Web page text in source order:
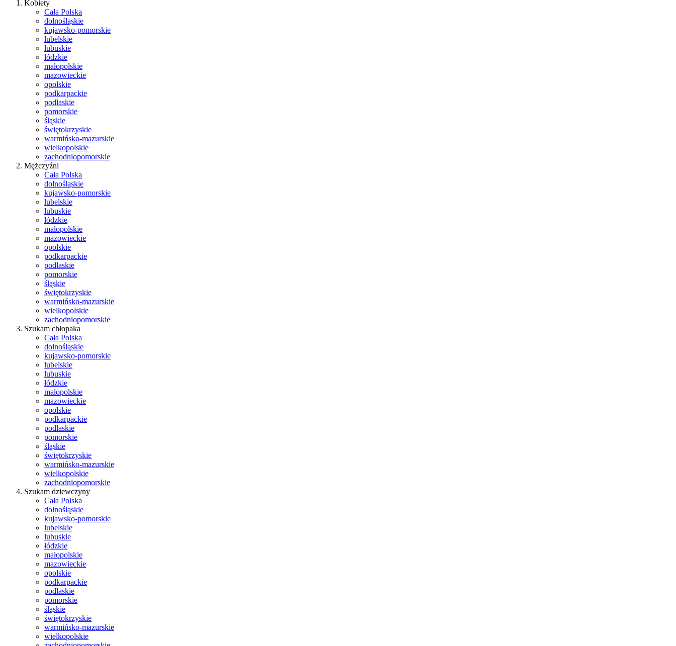
Kobiety
Cała Polska
dolnośląskie
kujawsko-pomorskie
lubelskie
lubuskie
łódzkie
małopolskie
mazowieckie
opolskie
podkarpackie
podlaskie
pomorskie
śląskie
świętokrzyskie
warmińsko-mazurskie
wielkopolskie
zachodniopomorskie
Mężczyźni
Cała Polska
dolnośląskie
kujawsko-pomorskie
lubelskie
lubuskie
łódzkie
małopolskie
mazowieckie
opolskie
podkarpackie
podlaskie
pomorskie
śląskie
świętokrzyskie
warmińsko-mazurskie
wielkopolskie
zachodniopomorskie
Szukam chłopaka
Cała Polska
dolnośląskie
kujawsko-pomorskie
lubelskie
lubuskie
łódzkie
małopolskie
mazowieckie
opolskie
podkarpackie
podlaskie
pomorskie
śląskie
świętokrzyskie
warmińsko-mazurskie
wielkopolskie
zachodniopomorskie
Szukam dziewczyny
Cała Polska
dolnośląskie
kujawsko-pomorskie
lubelskie
lubuskie
łódzkie
małopolskie
mazowieckie
opolskie
podkarpackie
podlaskie
pomorskie
śląskie
świętokrzyskie
warmińsko-mazurskie
wielkopolskie